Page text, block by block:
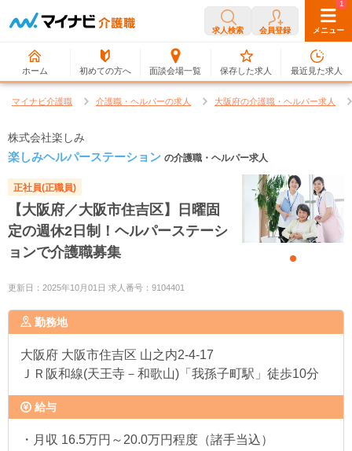
求人検索 会員登録 メニュー
ホーム 初めての方へ 面談会場一覧
0
保存した求人
1
最近見た求人
マイナビ介護職 介護職・ヘルパーの求人 大阪府の介護職・ヘルパー求人
株式会社楽しみ
楽しみヘルパーステーション の介護職・ヘルパー求人
正社員(正職員)
【大阪府／大阪市住吉区】日曜固
定の週休2日制！ヘルパーステーシ
ョンで介護職募集
更新日：2025年10月01日 求人番号：9104401
勤務地
大阪府 大阪市住吉区 山之内2-4-17
ＪＲ阪和線(天王寺－和歌山)「我孫子町駅」徒歩10分
給与
・月収 16.5万円～20.0万円程度（諸手当込）